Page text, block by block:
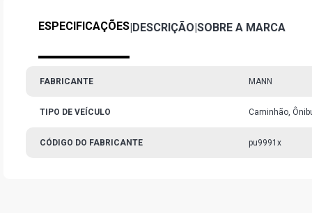
ESPECIFICAÇÕES|DESCRIÇÃO|SOBRE A MARCA
FABRICANTE MANN
TIPO DE VEÍCULO Caminhão,
CÓDIGO DO FABRICANTE pu9991x